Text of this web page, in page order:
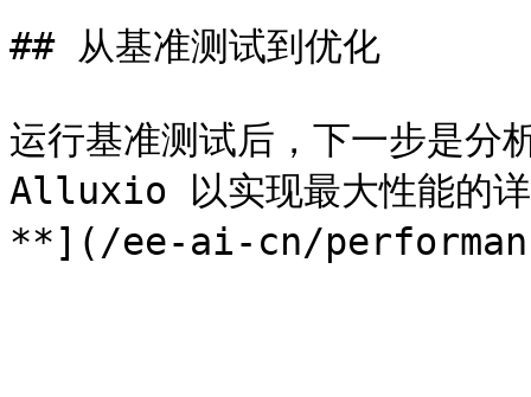
## 从基准测试到优化
运行基准测试后，下一步是分
Alluxio 以实现最大性能的